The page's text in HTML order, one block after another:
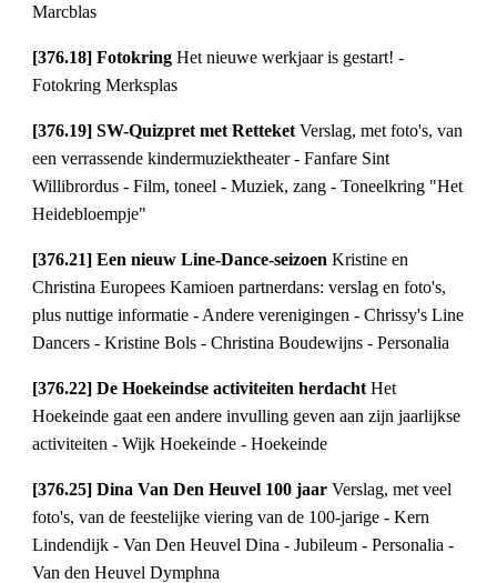
Marcblas
[376.18] FotokringHet nieuwe werkjaar is gestart! -
Fotokring Merksplas
[376.19] SW-Quizpret met RetteketVerslag, met foto's, van
een verrassende kindermuziektheater - Fanfare Sint
Willibrordus - Film, toneel - Muziek, zang - Toneelkring "Het
Heidebloempje"
[376.21] Een nieuw Line-Dance-seizoenKristine en
Christina Europees Kamioen partnerdans: verslag en foto's,
plus nuttige informatie - Andere verenigingen - Chrissy's Line
Dancers - Kristine Bols - Christina Boudewijns - Personalia
[376.22] De Hoekeindse activiteiten herdachtHet
Hoekeinde gaat een andere invulling geven aan zijn jaarlijkse
activiteiten - Wijk Hoekeinde - Hoekeinde
[376.25] Dina Van Den Heuvel 100 jaarVerslag, met veel
foto's, van de feestelijke viering van de 100-jarige - Kern
Lindendijk - Van Den Heuvel Dina - Jubileum - Personalia -
Van den Heuvel Dymphna